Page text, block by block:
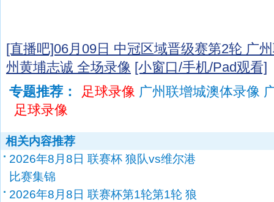
[直播吧]06月09日 中冠区域晋级赛第2轮 广
州黄埔志诚 全场录像 [小窗口/手机/Pad观看]
专题推荐：
足球录像 广州联增城澳体录像
足球录像
相关内容推荐
2026年8月8日 联赛杯 狼队vs维尔港
比赛集锦
2026年8月8日 联赛杯第1轮第1轮 狼